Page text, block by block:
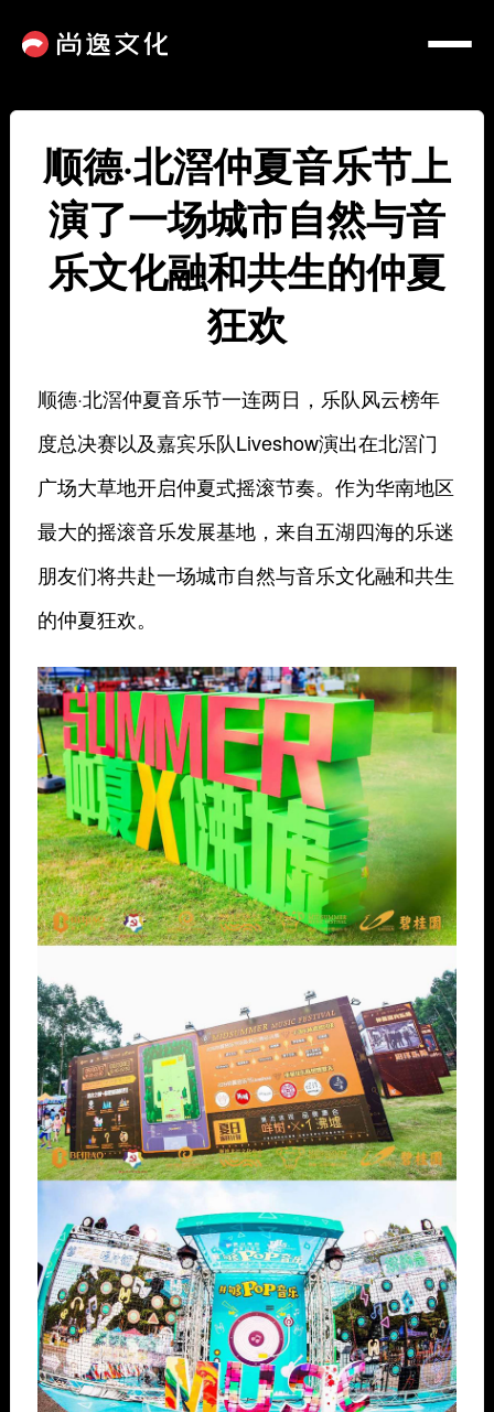
顺德·北滘仲夏音乐节上
演了一场城市自然与音
乐文化融和共生的仲夏
狂欢
顺德·北滘仲夏音乐节一连两日，乐队风云榜年
度总决赛以及嘉宾乐队Liveshow演出在北滘门
广场大草地开启仲夏式摇滚节奏。作为华南地区
最大的摇滚音乐发展基地，来自五湖四海的乐迷
朋友们将共赴一场城市自然与音乐文化融和共生
的仲夏狂欢。